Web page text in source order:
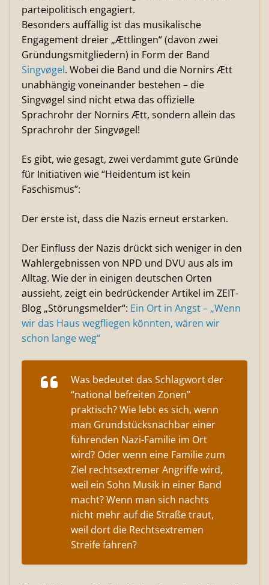
parteipolitisch engagiert.
Besonders auffällig ist das musikalische
Engagement dreier „Ættlingen“ (davon zwei
Gründungsmitgliedern) in Form der Band
Singvøgel. Wobei die Band und die Nornirs Ætt
unabhängig voneinander bestehen – die
Singvøgel sind nicht etwa das offizielle
Sprachrohr der Nornirs Ætt, sondern allein das
Sprachrohr der Singvøgel!
Es gibt, wie gesagt, zwei verdammt gute Gründe
für Initiativen wie “Heidentum ist kein
Faschismus”:
Der erste ist, dass die Nazis erneut erstarken.
Der Einfluss der Nazis drückt sich weniger in den
Wahlergebnissen von NPD und DVU aus als im
Alltag. Wie der in einigen deutschen Orten
aussieht, zeigt ein bedrückender Artikel im ZEIT-
Blog „Störungsmelder“: Ein Ort in Angst – „Wenn
wir das Haus wegfliegen könnten, wären wir
schon lange weg“
Was bedeutet das Schlagwort der
“national befreiten Zonen”
praktisch? Wie lebt es sich, wenn
man Grundstücksnachbar einer
führenden Nazi-Familie im Ort
wird? Oder wenn eine Familie zum
Ziel rechtsextremer Angriffe wird,
weil ein Sohn Musik in einer Band
macht? Wenn man sich nachts
nicht mehr auf die Straße traut,
weil dort die Rechtsextremen
Streife fahren?